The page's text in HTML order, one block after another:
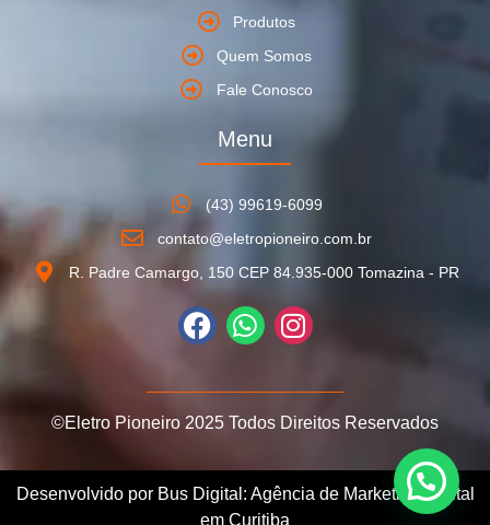
Produtos
Quem Somos
Fale Conosco
Menu
(43) 99619-6099
contato@eletropioneiro.com.br
R. Padre Camargo, 150 CEP 84.935-000 Tomazina - PR
©Eletro Pioneiro 2025 Todos Direitos Reservados
Desenvolvido por Bus Digital: Agência de Marketing Digital
em Curitiba